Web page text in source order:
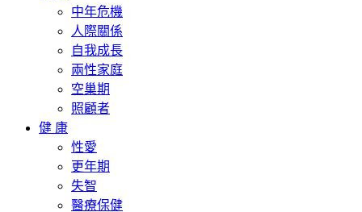
中年危機
人際關係
自我成長
兩性家庭
空巢期
照顧者
健 康
性愛
更年期
失智
醫療保健